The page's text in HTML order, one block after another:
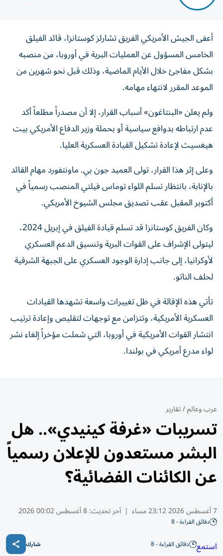
أعفى الجيش الأمريكي الفريق تشارلز كوستانزا، قائد الفيلق
الخامس المسؤول عن العمليات البرية في أوروبا، من منصبه
بشكل مفاجئ خلال الأيام الماضية، وذلك قبل نحو شهرين من
الموعد المقرر لانتهاء مهامه.
ولم يعلن «البنتاغون» أسباب القرار، إلا أن مصدراً مطلعاً أكد
عدم ارتباطه بدوافع سياسية أو بحملة وزير الدفاع الأمريكي بيت
هيغسيث لإعادة تشكيل القيادة العسكرية العليا.
وعلى إثر هذا القرار، تولى العميد جون بي. ماونتفورد مهام القائد
بالإنابة، بانتظار تسلم اللواء توماس فيلتي المنصب رسمياً في
أكتوبر المقبل عقب تصديق مجلس الشيوخ الأمريكي.
وكان الفريق كوستانزا قد تسلم قيادة الفيلق في إبريل 2024،
ليتولى الإشراف على القوات البرية وتنسيق الدعم العسكري
لأوكرانيا، إلى جانب إدارة الوجود العسكري على الجبهة الشرقية
لحلف الناتو.
تأتي هذه الإقالة في ظل تغييرات واسعة تشهدها القيادات
العسكرية الأمريكية، وتتزامن مع توجهات لتقليص وإعادة ترتيب
انتشار القوات الأمريكية في أوروبا، التي شملت مؤخراً إلغاء نشر
لواء مدرع أمريكي في بولندا.
عرب وعالم/تقارير
تسريبات «غرفة كينيدي».. هل
البشر مستعدون للإعلان رسمياً
عن الكائنات الفضائية؟
7 أغسطس 2026 23:12 مساء | آخر تحديث:8 أغسطس 00:02 2026
دقائق القراءة - 8
استمع دقائق القراءة - 8 شارك